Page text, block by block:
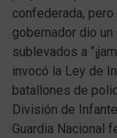
confederada,
gobernador dio
sublevados a
invocó la Ley de
batallones de
División de
Guardia Nacional